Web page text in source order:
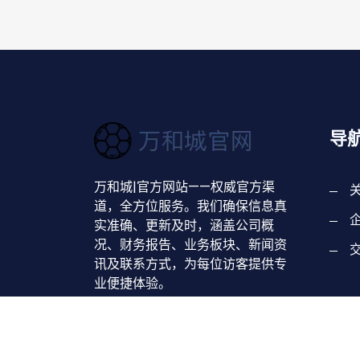
万和城|官方网站——权威官方渠
道，全方位服务。我们确保信息真
实准确、更新及时，涵盖公司概
况、财务报告、业务板块、新闻资
讯及联系方式，为每位访客提供专
业便捷体验。
导